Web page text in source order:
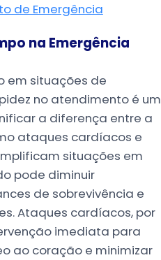
de Emergência
na Emergência
em situações de
no atendimento é um
a diferença entre a
ataques cardíacos e
situações em
pode diminuir
de sobrevivência e
Ataques cardíacos, por
imediata para
ao coração e minimizar